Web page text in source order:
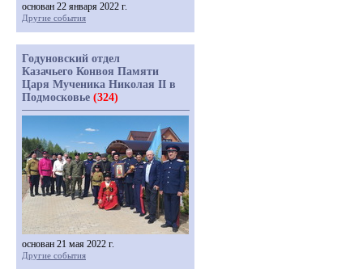
основан 22 января 2022 г.
Другие события
Годуновский отдел
Казачьего Конвоя Памяти
Царя Мученика Николая II в
Подмосковье (324)
основан 21 мая 2022 г.
Другие события